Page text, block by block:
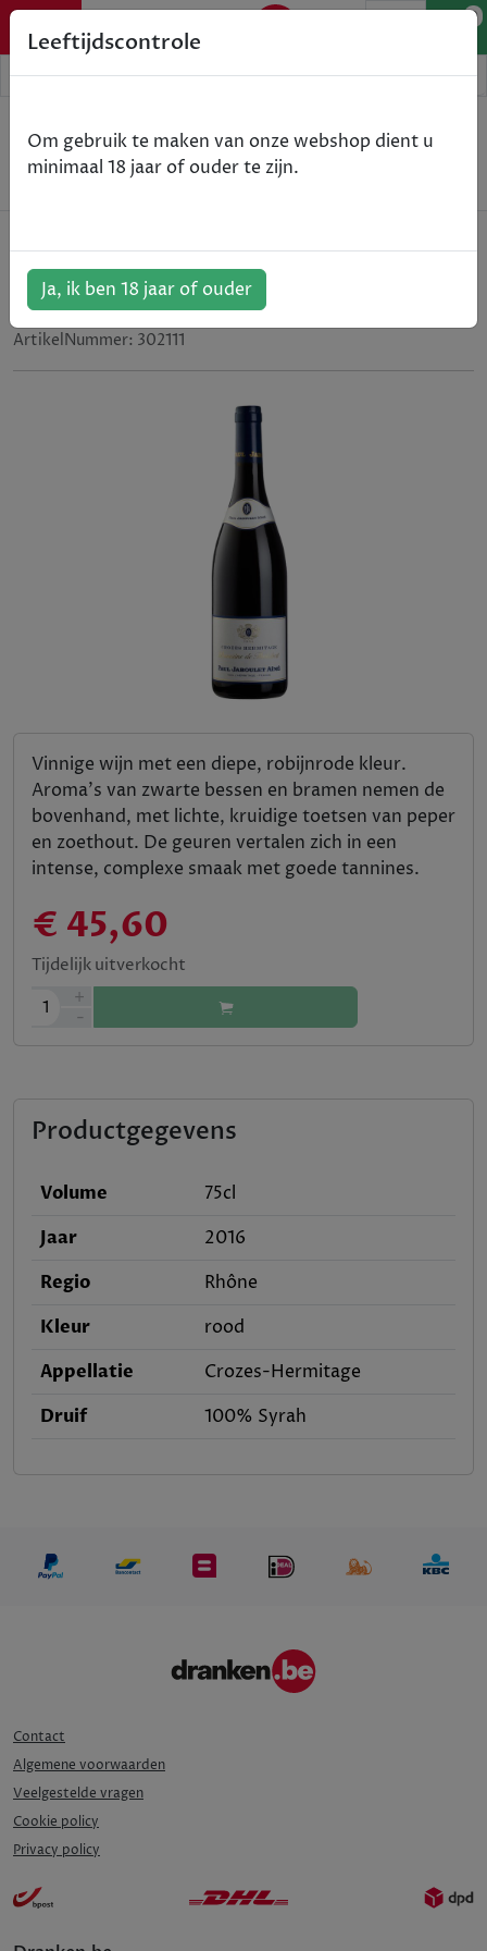
0
Wijn
Paul Jaboulet - Domaine Thalabert - Crozes-
Hermitage - rood - 2016 - 75cl
Paul Jaboulet - Domaine Thalabert
- Crozes-Hermitage - rood - 2016
- 75cl
ArtikelNummer: 302111
Vinnige wijn met een diepe, robijnrode kleur.
Aroma's van zwarte bessen en bramen nemen de
bovenhand, met lichte, kruidige toetsen van peper
en zoethout. De geuren vertalen zich in een
intense, complexe smaak met goede tannines.
€ 45,60
Tijdelijk uitverkocht
1
+
-
Productgegevens
Volume
75cl
Jaar
2016
Regio
Rhône
Kleur
rood
Appellatie
Crozes-Hermitage
Druif
100% Syrah
Contact
Algemene voorwaarden
Veelgestelde vragen
Cookie policy
Privacy policy
Leeftijdscontrole
Om gebruik te maken van onze webshop dient u
minimaal 18 jaar of ouder te zijn.
Ja, ik ben 18 jaar of ouder